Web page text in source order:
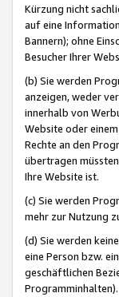
Kürzung nicht
auf eine
Bannern); ohne
Besucher Ihrer
(b) Sie werden
anzeigen, weder
innerhalb von
Website oder
Rechte an den
übertragen
Ihre Website ist.
(c) Sie werden
mehr zur Nutzung
(d) Sie werden
eine Person bzw.
geschäftlichen
Programminhalten).